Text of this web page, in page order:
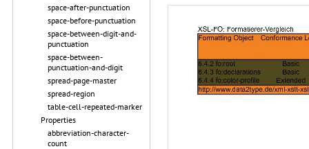
space-after-punctuation
space-before-punctuation
space-between-digit-and-
punctuation
space-between-
punctuation-and-digit
spread-page-master
spread-region
table-cell-repeated-marker
Properties
abbreviation-character-
count